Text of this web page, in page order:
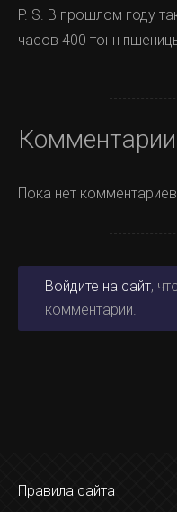
P. S. В прошлом году
часов 400 тонн
Комментарии
Пока нет
Войдите на сайт,
комментарии.
Правила сайта